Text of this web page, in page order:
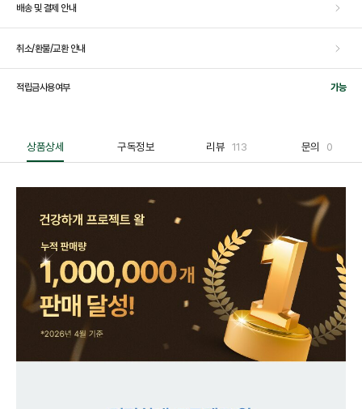
배송 및 결제 안내
취소/환불/교환 안내
적립금사용여부 가능
상품상세 구독정보 리뷰 113 문의 0